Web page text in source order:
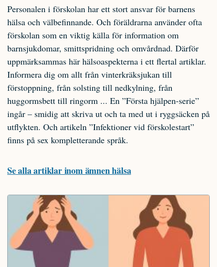
Personalen i förskolan har ett stort ansvar för barnens
hälsa och välbefinnande. Och föräldrarna använder ofta
förskolan som en viktig källa för information om
barnsjukdomar, smittspridning och omvårdnad. Därför
uppmärksammas här hälsoaspekterna i ett flertal artiklar.
Informera dig om allt från vinterkräksjukan till
förstoppning, från solsting till nedkylning, från
huggormsbett till ringorm ... En ”Första hjälpen-serie”
ingår – smidig att skriva ut och ta med ut i ryggsäcken på
utflykten. Och artikeln ”Infektioner vid förskolestart”
finns på sex kompletterande språk.
Se alla artiklar inom ämnen hälsa